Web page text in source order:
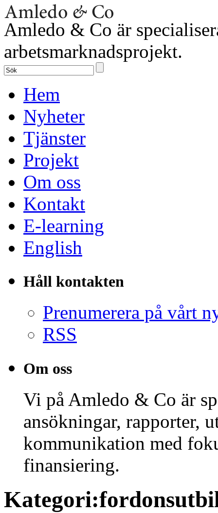
Amledo & Co är
arbetsmarknadsprojekt.
Hem
Nyheter
Tjänster
Projekt
Om oss
Kontakt
E-learning
English
Håll kontakten
Prenumerera på vårt
RSS
Om oss
Vi på Amledo & Co är
ansökningar, rapporter,
kommunikation med
finansiering.